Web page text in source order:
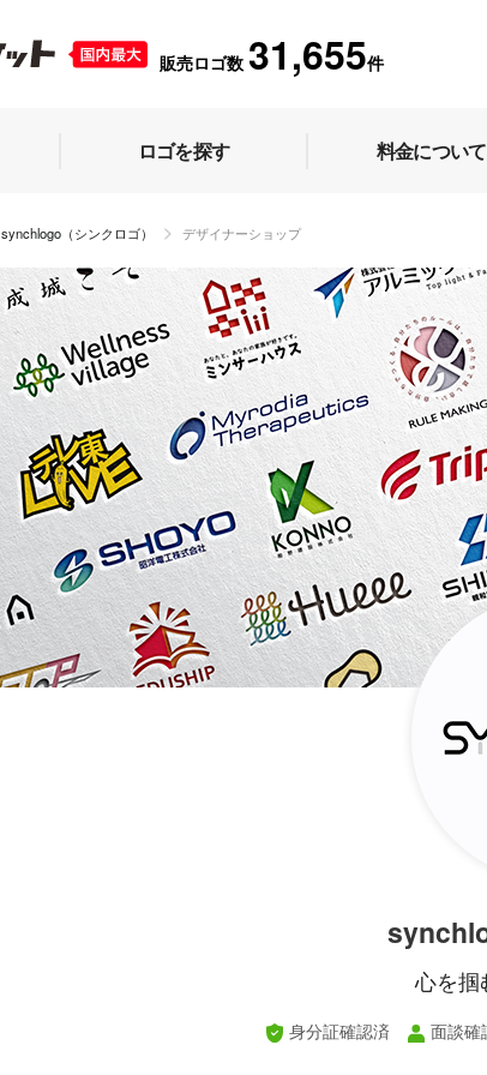
販売ロゴ数 31,655件
ロゴを探す 料金について
synchlogo（シンクロゴ） デザイナーショップ
心を掴
身分証確認済 面談確